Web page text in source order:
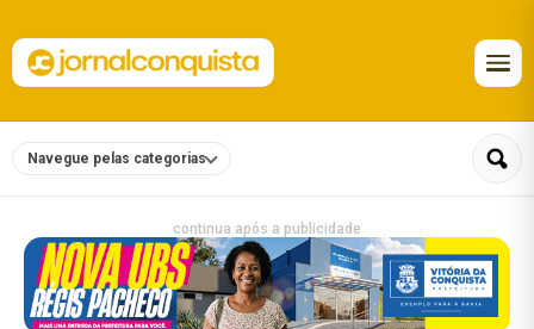
Navegue pelas categorias
continua após a publicidade